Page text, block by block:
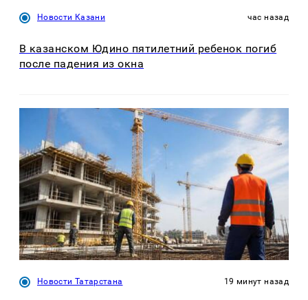
Новости Казани час назад
В казанском Юдино пятилетний ребенок погиб
после падения из окна
Новости Татарстана 19 минут назад